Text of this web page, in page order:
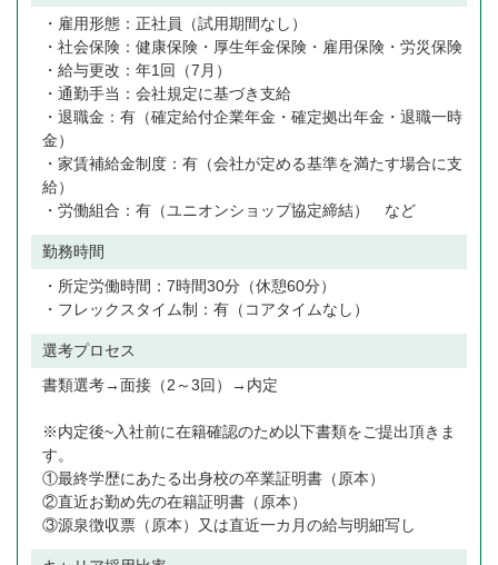
・雇用形態：正社員（試用期間なし）
・社会保険：健康保険・厚生年金保険・雇用保険・労災保険
・給与更改：年1回（7月）
・通勤手当：会社規定に基づき支給
・退職金：有（確定給付企業年金・確定拠出年金・退職一時
金）
・家賃補給金制度：有（会社が定める基準を満たす場合に支
給）
・労働組合：有（ユニオンショップ協定締結） など
勤務時間
・所定労働時間：7時間30分（休憩60分）
・フレックスタイム制：有（コアタイムなし）
選考プロセス
書類選考→面接（2～3回）→内定
※内定後~入社前に在籍確認のため以下書類をご提出頂きま
す。
①最終学歴にあたる出身校の卒業証明書（原本）
②直近お勤め先の在籍証明書（原本）
③源泉徴収票（原本）又は直近一カ月の給与明細写し